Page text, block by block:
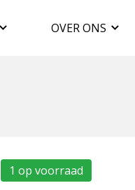
OVER ONS
DUURZAAMHEID
1 op voorraad